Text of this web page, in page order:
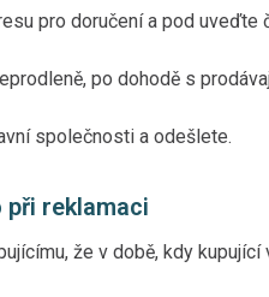
pro doručení a pod uveďte
po dohodě s
společnosti a odešlete.
při reklamaci
že v době, kdy kupující